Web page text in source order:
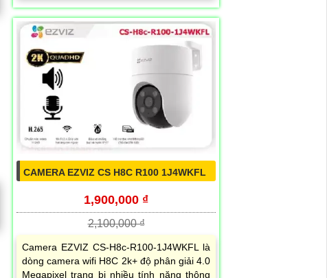
CAMERA EZVIZ CS H8C R100 1J4WKFL
1,900,000 ₫
2,100,000 ₫
Camera EZVIZ CS-H8c-R100-1J4WKFL là
dòng camera wifi H8C 2k+ độ phân giải 4.0
Megapixel trang bị nhiều tính năng thông